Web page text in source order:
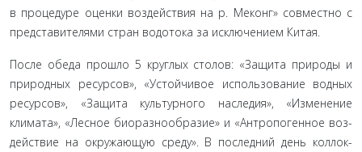
в процедуре оценки воздействия на р. Меконг» совместно с
представителями стран водотока за исключением Китая.
После обеда прошло 5 круглых столов: «Защита приро­ды и
природных ресурсов», «Устойчивое использование во­дных
ресурсов», «Защита культурного наследия», «Изменение
климата», «Лесное биоразнообразие» и «Антропогенное воз­
действие на окружающую среду». В последний день коллок­